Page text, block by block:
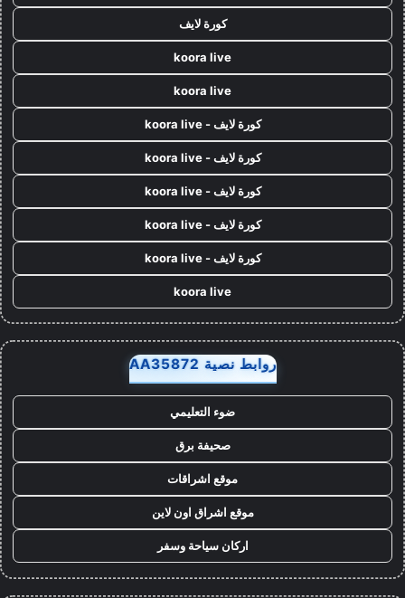
كورة لايف
koora live
koora live
كورة لايف - koora live
كورة لايف - koora live
كورة لايف - koora live
كورة لايف - koora live
كورة لايف - koora live
koora live
روابط نصية AA35872
ضوء التعليمي
صحيفة برق
موقع اشراقات
موقع اشراق اون لاين
اركان سياحة وسفر